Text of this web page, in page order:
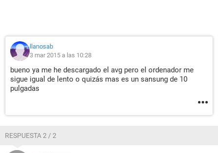
llanosab
3 mar 2015 a las 10:28
bueno ya me he descargado el avg pero el ordenador me
sigue igual de lento o quizás mas es un sansung de 10
pulgadas
RESPUESTA 2 / 2